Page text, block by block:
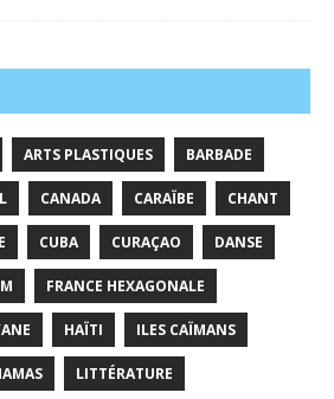
ARTS PLASTIQUES BARBADE
CANADA CARAÏBE CHANT
CUBA CURAÇAO DANSE
FRANCE HEXAGONALE
HAÏTI ILES CAÏMANS
LITTÉRATURE